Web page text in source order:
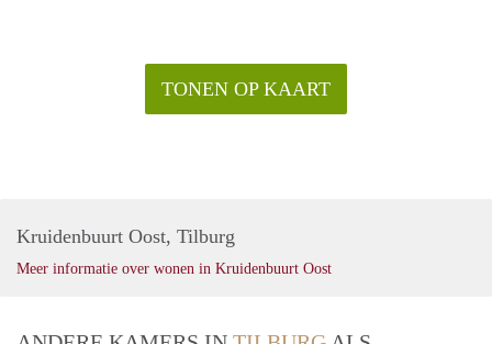
TONEN OP KAART
Kruidenbuurt Oost, Tilburg
Meer informatie over wonen in Kruidenbuurt Oost